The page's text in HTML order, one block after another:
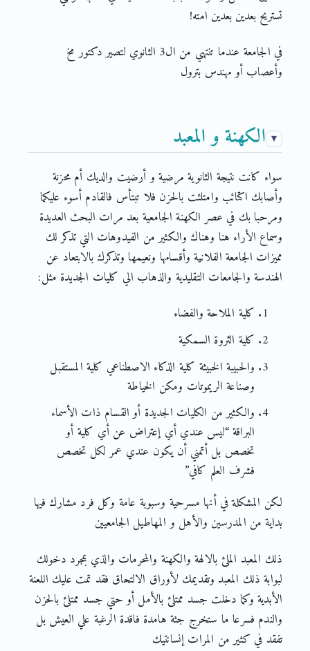
تستريح بعدين بعدين امته!
في الجامعة عندما تنتهي من ال3 الثانوي لتصير دكتور مخ
وأعصاب أو مهندس بترول
الكهنة و المعبد
سواء كانت نتيجة الثانوية مرضية و أرضيت والديك أم محزنة
وأصابك اكتائب وامتلئت بالحزن فلا تبتأس فالقادم أسوء عليكما
ومرحبا بك في عصر الكهنة الجامعية بعد مرات البحث العديدة
وسماع الأراء هنا وهناك والكثير من الفيدوهات التي تذكر لك
مميزات الجامعة الفلانية وأقسامها ونعيمها وتذكرك بالابتعاد عن
الهندسة والجامعات التقليدية والذهاب الي كليات الجديدة مثل:
كلية الملاحة والفضاء
كلية الثروة السمكية
والحبيبة الخبيثة كلية الذكاء الاصطناعي كلية المستقبل
وصناعة الريموتات ومكن الخياطة
والكثير من الكليات الجديدة أو القسام ذات الأسماء
البراقة “ليس عندي أي إعتراض عن أي كلية أو
تخصص بل أتمني أن يكون عندي عمر لكل تخصص
فشرف العلم كافي”
لكن المشكلة في أنها مسرحية وسبوبة عامة وكل فرد مشارك فيها
بداية من المدرسين والأهل و المهاطيل الجامعيين
ذلك المعبد الملئ بالالهة والكهنة والمحرمات والذي بمجرد دخولك
لبوابة ذلك المعبد وتقديمك لأوراق الالتحاق فقد تمت عليك اللعنة
الأبدية وكما دخلت جسد ممتلئ بالأمل أو حتي جسد ممتلئ بالحزن
والندم فسرعا ما ستخرج جثة هامدة فاقدة الرغبة علي العيش بل
تفقد في كثير من المرات إنسانتيك